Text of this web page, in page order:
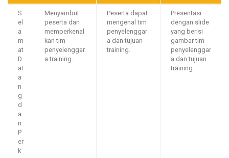
S
el
a
m
at
D
at
a
n
g
d
a
n
P
er
k
Menyambut
peserta dan
memperkenal
kan tim
penyelenggar
a training.
Peserta dapat
mengenal tim
penyelenggar
a dan tujuan
training.
Presentasi
dengan slide
yang berisi
gambar tim
penyelenggar
a dan tujuan
training.